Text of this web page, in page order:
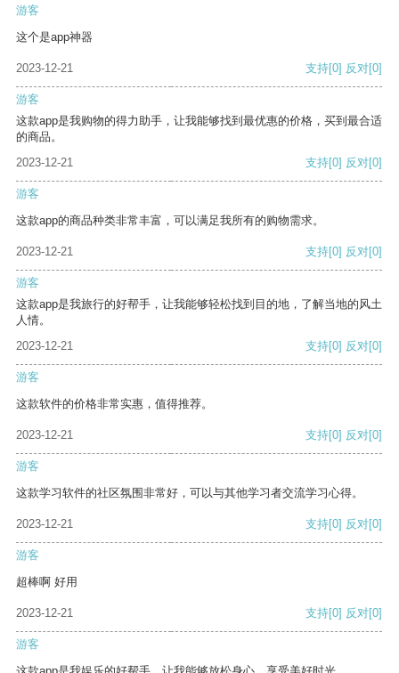
游客
这个是app神器
2023-12-21 支持[0] 反对[0]
游客
这款app是我购物的得力助手，让我能够找到最优惠的价格，买到最合适
的商品。
2023-12-21
支持[0] 反对[0]
游客
这款app的商品种类非常丰富，可以满足我所有的购物需求。
2023-12-21 支持[0] 反对[0]
游客
这款app是我旅行的好帮手，让我能够轻松找到目的地，了解当地的风土
人情。
2023-12-21
支持[0] 反对[0]
游客
这款软件的价格非常实惠，值得推荐。
2023-12-21 支持[0] 反对[0]
游客
这款学习软件的社区氛围非常好，可以与其他学习者交流学习心得。
2023-12-21 支持[0] 反对[0]
游客
超棒啊 好用
2023-12-21 支持[0] 反对[0]
游客